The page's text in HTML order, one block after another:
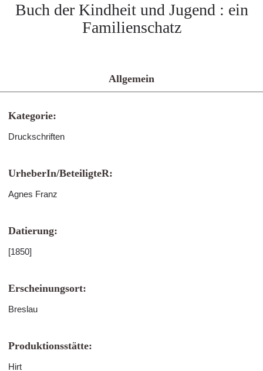
Buch der Kindheit und Jugend : ein
Familienschatz
Allgemein
Kategorie:
Druckschriften
UrheberIn/BeteiligteR:
Agnes Franz
Datierung:
[1850]
Erscheinungsort:
Breslau
Produktionsstätte:
Hirt